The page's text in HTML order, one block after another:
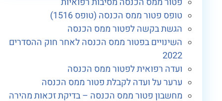
טופס פטור ממס הכנסה (טופס 1516)
הגשת בקשה לפטור ממס הכנסה
השינויים בפטור ממס הכנסה לאחר חוק ההסדרים
ועדה רפואית לפטור ממס הכנסה
ערער על ועדה לקבלת פטור ממס הכנסה
מחשבון פטור ממס הכנסה – בדיקת זכאות מהירה